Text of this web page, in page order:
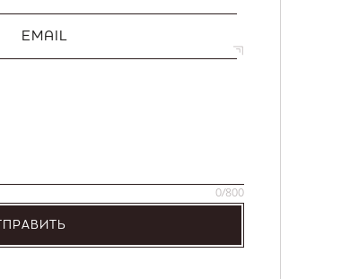
EMAIL
0/800